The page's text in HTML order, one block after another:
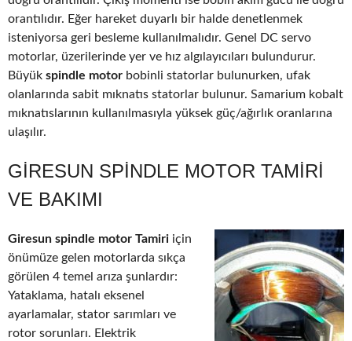
orantılıdır. Eğer hareket duyarlı bir halde denetlenmek
isteniyorsa geri besleme kullanılmalıdır. Genel DC servo
motorlar, üzerilerinde yer ve hız algılayıcıları bulundurur.
Büyük spindle motor bobinli statorlar bulunurken, ufak
olanlarında sabit mıknatıs statorlar bulunur. Samarium kobalt
mıknatıslarının kullanılmasıyla yüksek güç/ağırlık oranlarına
ulaşılır.
GIRESUN SPINDLE MOTOR TAMIRI
VE BAKIMI
Giresun spindle motor Tamiri için
önümüze gelen motorlarda sıkça
görülen 4 temel arıza şunlardır:
Yataklama, hatalı eksenel
ayarlamalar, stator sarımları ve
rotor sorunları. Elektrik